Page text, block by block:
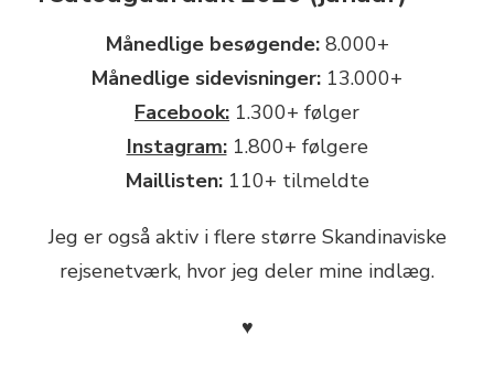
Månedlige besøgende:8.000+
Månedlige sidevisninger: 13.000+
Facebook: 1.300+ følger
Instagram:1.800+ følgere
Maillisten:110+ tilmeldte
Jeg er også aktiv i flere større Skandinaviske
rejsenetværk, hvor jeg deler mine indlæg.
♥